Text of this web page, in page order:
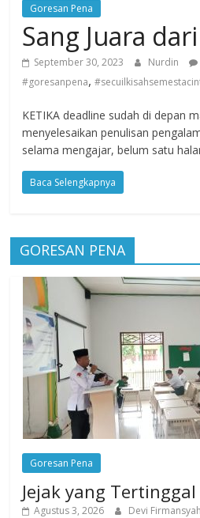
Goresan Pena
Sang Juara
September 30, 2023 Nurdin
#goresanpena,
KETIKA deadline sudah di depan
menyelesaikan penulisan
selama mengajar, belum satu
Baca Selengkapnya
GORESAN PENA
Goresan Pena
Jejak yang Tertinggal
Agustus 3, 2026 Devi Firmansyah